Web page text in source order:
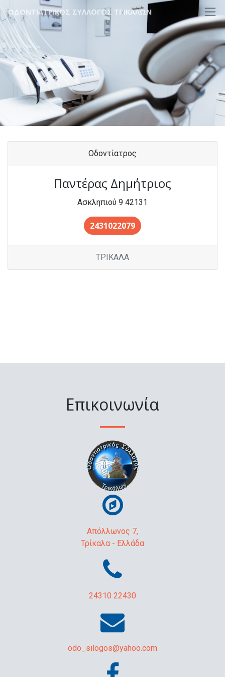
ΟΔΟΝΤΙΑΤΡΙΚΟΣ ΣΥΛΛΟΓΟΣ ΤΡΙΚΑΛΩΝ
Οδοντίατρος
Παντέρας Δημήτριος
Ασκληπιού 9 42131
2431022079
ΤΡΙΚΑΛΑ
Επικοινωνία
Απόλλωνος 7,
Τρίκαλα - Ελλάδα
24310 22430
odo_silogos@yahoo.com